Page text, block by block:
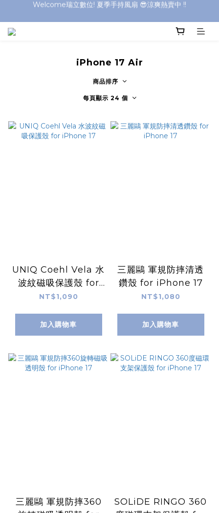
Welcome瑞立數位! 夏季手持風扇 😎涼爽熱賣中 !!
iPhone 17 Air
商品排序
每頁顯示 24 個
UNIQ Coehl Vela 水
波紋磁吸保護殼 for
iPhone 17
NT$1,090
加入購物車
三麗鷗 軍規防摔清透
鑽殼 for iPhone 17
NT$1,080
加入購物車
三麗鷗 軍規防摔360
SOLiDE RINGO 360